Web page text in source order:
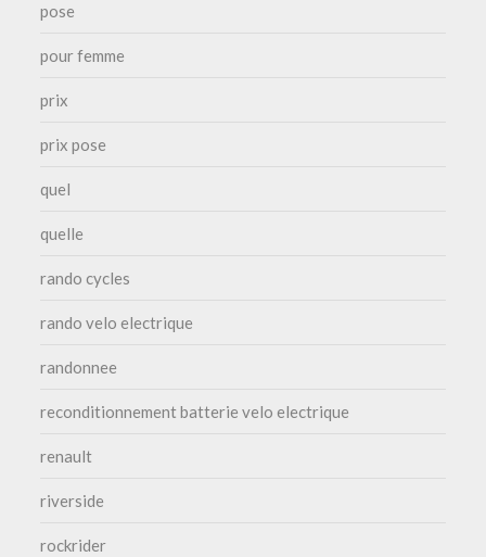
pose
pour femme
prix
prix pose
quel
quelle
rando cycles
rando velo electrique
randonnee
reconditionnement batterie velo electrique
renault
riverside
rockrider